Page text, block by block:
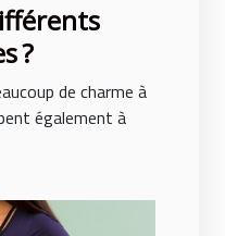
?
de charme à
également à